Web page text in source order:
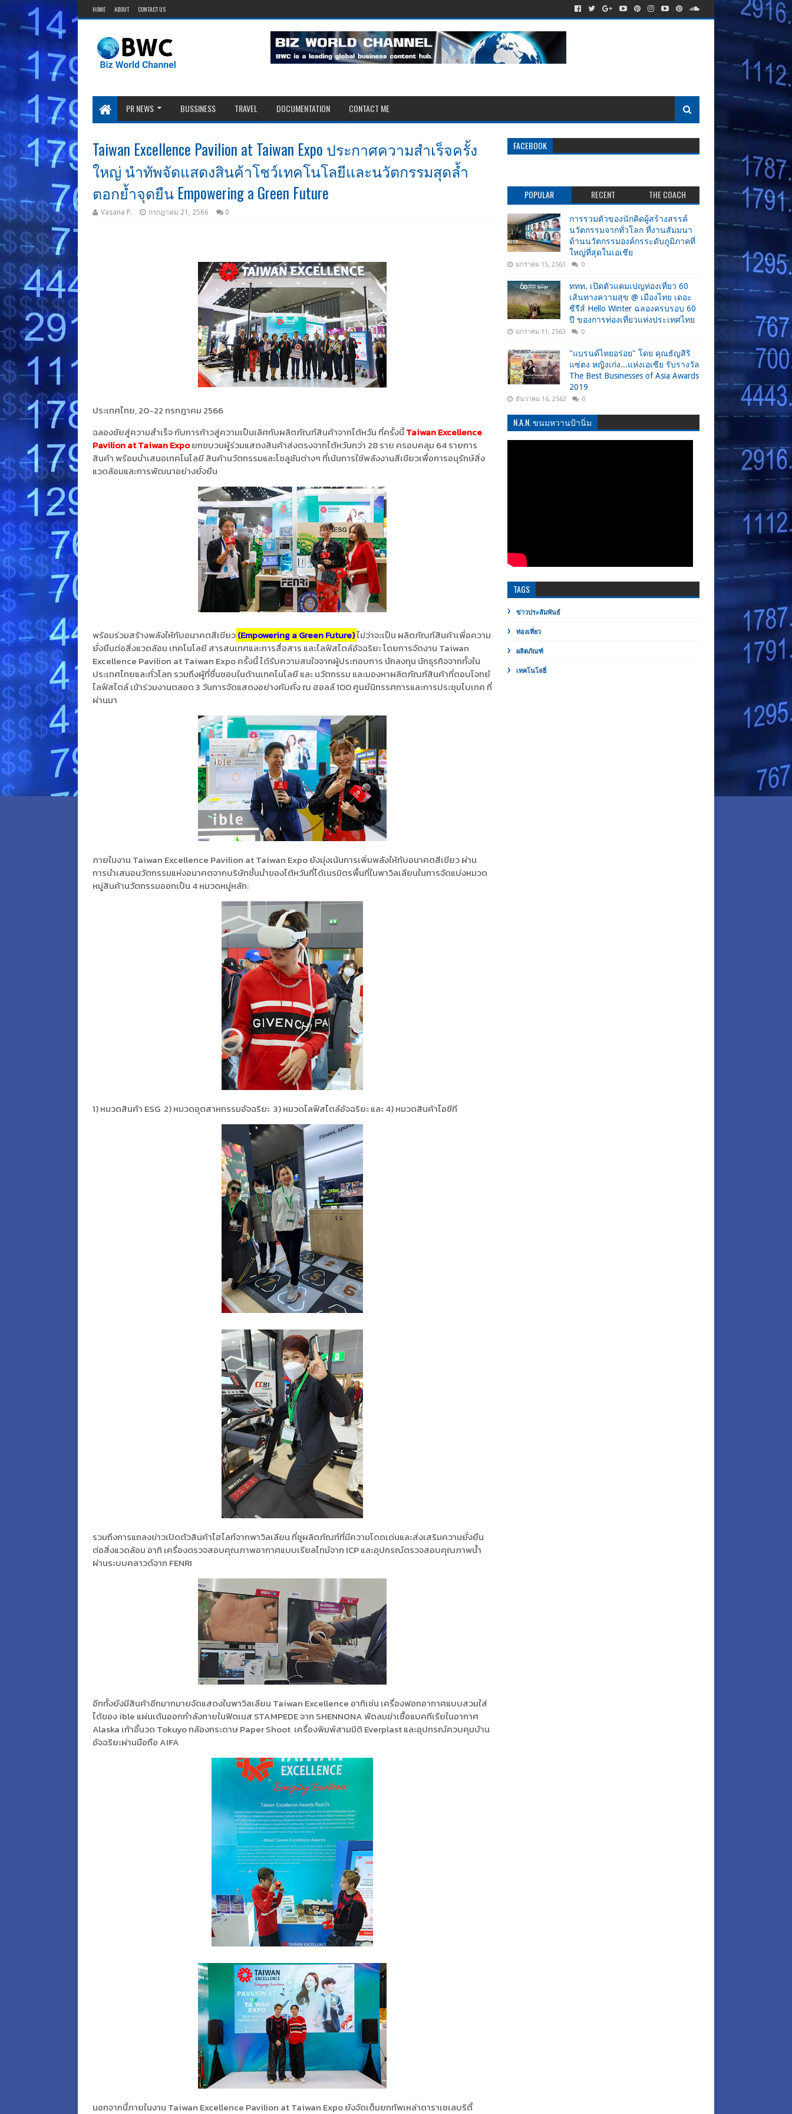
HOME ABOUT CONTACT US
PR NEWS BUSSINESS TRAVEL DOCUMENTATION CONTACT ME
Taiwan Excellence Pavilion at Taiwan Expo ประกาศความสำเร็จครั้ง
ใหญ่ นำทัพจัดแสดงสินค้าโชว์เทคโนโลยีและนวัตกรรมสุดล้ำ
ตอกย้ำจุดยืน Empowering a Green Future
Vasana P. กรกฎาคม 21, 2566 0
ประเทศไทย, 20-22 กรกฎาคม 2566
ฉลองชัยสู่ความสำเร็จ กับการก้าวสู่ความเป็นเลิศกับผลิตภัณฑ์สินค้าจากไต้หวัน ที่ครั้งนี้Taiwan Excellence
Pavilion at Taiwan Expoยกขบวนผู้ร่วมแสดงสินค้าส่งตรงจากไต้หวันกว่า 28 ราย ครอบคลุม 64 รายการ
สินค้า พร้อมนำเสนอเทคโนโลยี สินค้านวัตกรรมและโซลูชันต่างๆ ที่เน้นการใช้พลังงานสีเขียวเพื่อการอนุรักษ์สิ่ง
แวดล้อมและการพัฒนาอย่างยั่งยืน
พร้อมร่วมสร้างพลังให้กับอนาคตสีเขียว(Empowering a Green Future)ไม่ว่าจะเป็น ผลิตภัณฑ์สินค้าเพี่อความ
ยั่งยืนต่อสิ่งแวดล้อม เทคโนโลยี สารสนเทศและการสื่อสาร และไลฟ์สไตล์อัจฉริยะ โดยการจัดงาน Taiwan
Excellence Pavilion at Taiwan Expo ครั้งนี้ ได้รับความสนใจจากผู้ประกอบการ นักลงทุน นักธุรกิจจากทั้งใน
ประเทศไทยและทั่วโลก รวมถึงผู้ที่ชื่นชอบในด้านเทคโนโลยี และ นวัตกรรม และมองหาผลิตภัณฑ์สินค้าที่ตอบโจทย์
ไลฟ์สไตล์ เข้าร่วมงานตลอด 3 วันการจัดแสดงอย่างคับคั่ง ณ ฮอลล์ 100 ศูนย์นิทรรศการและการประชุมไบเทค ที่
ผ่านมา
ภายในงาน Taiwan Excellence Pavilion at Taiwan Expo ยังมุ่งเน้นการเพิ่มพลังให้กับอนาคตสีเขียว ผ่าน
การนำเสนอนวัตกรรมแห่งอนาคตจากบริษัทชั้นนำของไต้หวันที่ได้เนรมิตรพื้นที่ในพาวิลเลียนในการจัดแบ่งหมวด
หมู่สินค้านวัตกรรมออกเป็น 4 หมวดหมู่หลัก:
1) หมวดสินค้า ESG 2) หมวดอุตสาหกรรมอัจฉริยะ 3) หมวดไลฟ์สไตล์อัจฉริยะ และ 4) หมวดสินค้าไอซีที
รวมถึงการแถลงข่าวเปิดตัวสินค้าไฮไลท์จากพาวิลเลียน ที่ชูผลิตภัณฑ์ที่มีความโดดเด่นและส่งเสริมความยั่งยืน
ต่อสิ่งแวดล้อม อาทิ เครื่องตรวจสอบคุณภาพอากาศแบบเรียลไทม์จาก ICP และอุปกรณ์ตรวจสอบคุณภาพน้ำ
ผ่านระบบคลาวด์จาก FENRI
อีกทั้งยังมีสินค้าอีกมากมายจัดแสดงในพาวิลเลียน Taiwan Excellence อาทิเช่น เครื่องฟอกอากาศแบบสวมใส่
ได้ของ ible แผ่นเต้นออกกำลังกายในฟิตเนส STAMPEDE จาก SHENNONA พัดลมฆ่าเชื้อแบคทีเรียในอากาศ
Alaska เก้าอี้นวด Tokuyo กล้องกระดาษ Paper Shoot เครื่องพิมพ์สามมิติ Everplast และอุปกรณ์ควบคุมบ้าน
อัจฉริยะผ่านมือถือ AIFA
นอกจากนี้ภายในงาน Taiwan Excellence Pavilion at Taiwan Expo ยังจัดเต็มยกทัพเหล่าดาราเซเลบริตี้
FACEBOOK
POPULAR RECENT THE COACH
การรวมตัวของนักคิดผู้สร้างสรรค์
นวัตกรรมจากทั่วโลก ที่งานสัมมนา
ด้านนวัตกรรมองค์กรระดับภูมิภาคที่
ใหญ่ที่สุดในเอเชีย
มกราคม 15, 2563 0
ททท. เปิดตัวแคมเปญท่องเที่ยว 60
เส้นทางความสุข @ เมืองไทย เดอะ
ซีรีส์ Hello Winter ฉลองครบรอบ 60
ปี ของการท่องเที่ยวแห่งประเทศไทย
มกราคม 11, 2563 0
"แบรนด์ไทยอร่อย" โดย คุณธัญสิริ
แซ่ตง หญิงเก่ง...แห่งเอเซีย รับรางวัล
The Best Businesses of Asia Awards
2019
ธันวาคม 16, 2562 0
N.A.N. ขนมหวานป้านิ่ม
TAGS
ข่าวประสัมพันธ์
ท่องเที่ยว
ผลิตภัณฑ์
เทคโนโลยี่